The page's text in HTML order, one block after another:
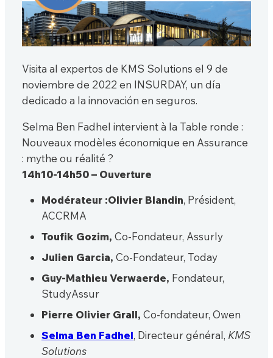
Visita al expertos de KMS Solutions el 9 de
noviembre de 2022 en INSURDAY, un día
dedicado a la innovación en seguros.
Selma Ben Fadhel intervient à la Table ronde :
Nouveaux modèles économique en Assurance
: mythe ou réalité ?
14h10-14h50 – Ouverture
Modérateur :Olivier Blandin, Président,
ACCRMA
Toufik Gozim, Co-Fondateur, Assurly
Julien Garcia, Co-Fondateur, Today
Guy-Mathieu Verwaerde, Fondateur,
StudyAssur
Pierre Olivier Grall, Co-fondateur, Owen
Selma Ben Fadhel, Directeur général, KMS
Solutions